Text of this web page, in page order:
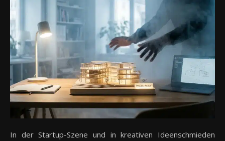
In der Startup-Szene und in kreativen Ideenschmieden